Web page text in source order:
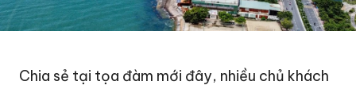
Chia sẻ tại tọa đàm mới đây, nhiều chủ khách